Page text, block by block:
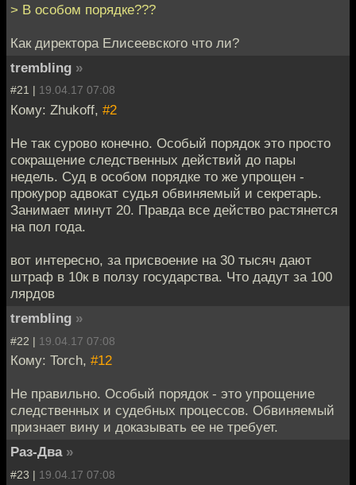
> В особом порядке???
Как директора Елисеевского что ли?
trembling »
#21 | 19.04.17 07:08
Кому: Zhukoff, #2
Не так сурово конечно. Особый порядок это просто
сокращение следственных действий до пары
недель. Суд в особом порядке то же упрощен -
прокурор адвокат судья обвиняемый и секретарь.
Занимает минут 20. Правда все действо растянется
на пол года.
вот интересно, за присвоение на 30 тысяч дают
штраф в 10к в ползу государства. Что дадут за 100
лярдов
trembling »
#22 | 19.04.17 07:08
Кому: Torch, #12
Не правильно. Особый порядок - это упрощение
следственных и судебных процессов. Обвиняемый
признает вину и доказывать ее не требует.
Раз-Два »
#23 | 19.04.17 07:08